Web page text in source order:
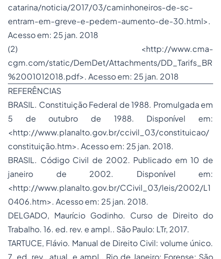
catarina/noticia/2017/03/caminhoneiros-de-sc-
entram-em-greve-e-pedem-aumento-de-30.html>.
Acesso em: 25 jan. 2018
(2) <http://www.cma-
cgm.com/static/DemDet/Attachments/DD_Tarifs_BR
%2001012018.pdf>. Acesso em: 25 jan. 2018
REFERÊNCIAS
BRASIL. Constituição Federal de 1988. Promulgada em
5 de outubro de 1988. Disponível em:
<http://www.planalto.gov.br/ccivil_03/constituicao/
constituição.htm>. Acesso em: 25 jan. 2018.
BRASIL. Código Civil de 2002. Publicado em 10 de
janeiro de 2002. Disponível em:
<http://www.planalto.gov.br/CCivil_03/leis/2002/L1
0406.htm>. Acesso em: 25 jan. 2018.
DELGADO, Maurício Godinho. Curso de Direito do
Trabalho. 16. ed. rev. e ampl.. São Paulo: LTr, 2017.
TARTUCE, Flávio. Manual de Direito Civil: volume único.
7. ed. rev., atual. e ampl.. Rio de Janeiro: Forense; São